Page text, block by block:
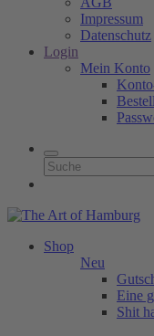
Impressum
Datenschutz
Login
Mein Konto
Shop
Neu
Eine
Shit